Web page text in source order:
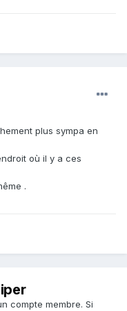
plus sympa en
où il y a ces
.
compte membre. Si